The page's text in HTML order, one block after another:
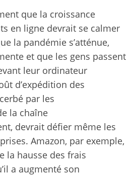
que la croissance
en ligne devrait se calmer
la pandémie s’atténue,
et que les gens passent
leur ordinateur
d’expédition des
par les
la chaîne
devrait défier même les
Amazon, par exemple,
la hausse des frais
a augmenté son